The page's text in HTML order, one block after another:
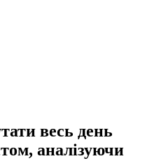
весь день
аналізуючи